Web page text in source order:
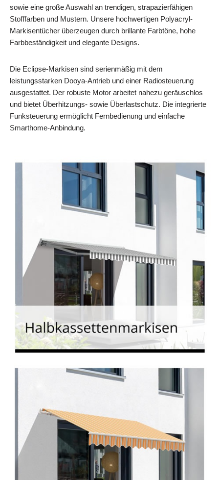
sowie eine große Auswahl an trendigen, strapazierfähigen
Stofffarben und Mustern. Unsere hochwertigen Polyacryl-
Markisentücher überzeugen durch brillante Farbtöne, hohe
Farbbeständigkeit und elegante Designs.
Die Eclipse-Markisen sind serienmäßig mit dem
leistungsstarken Dooya-Antrieb und einer Radiosteuerung
ausgestattet. Der robuste Motor arbeitet nahezu geräuschlos
und bietet Überhitzungs- sowie Überlastschutz. Die integrierte
Funksteuerung ermöglicht Fernbedienung und einfache
Smarthome-Anbindung.